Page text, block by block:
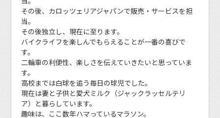
その後、カロッツェリアジャパンで販売・サービスを担
当。
その後独立し、現在に至ります。
バイクライフを楽しんでもらえることが一番の喜びで
す。
二輪車の利便性、楽しさを伝えていきたいと思っていま
す。
高校までは白球を追う毎日の球児でした。
現在は妻と子供と愛犬ミルク（ジャックラッセルテリ
ア）と暮らしています。
趣味は、ここ数年ハマっているマラソン。